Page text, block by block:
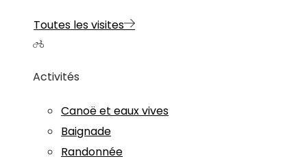
Toutes les visites
Activités
Canoë et eaux vives
Baignade
Randonnée